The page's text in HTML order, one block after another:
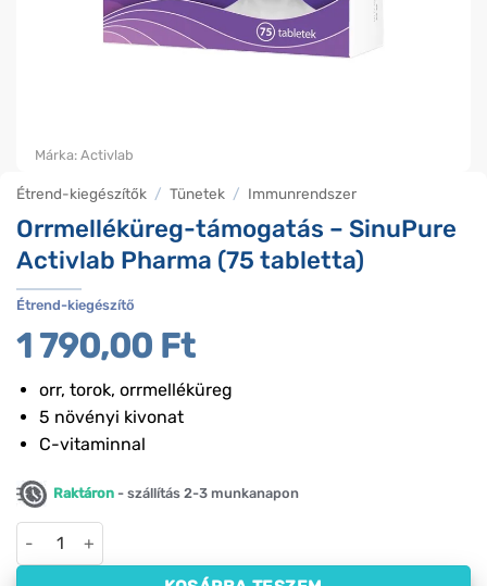
Étrend-kiegészítők / Tünetek / Immunrendszer
Orrmelléküreg-támogatás – SinuPure
Activlab Pharma (75 tabletta)
Étrend-kiegészítő
1 790,00 Ft
orr, torok, orrmelléküreg
5 növényi kivonat
C-vitaminnal
Raktáron - szállítás 2-3 munkanapon
Orrmelléküreg-támogatás – SinuPure Activlab Pharma (75
Márka: Activlab